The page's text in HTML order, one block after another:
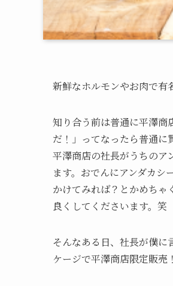
新鮮なホルモンやお肉で有
知り合う前は普通に平澤商
だ！」ってなったら普通に
平澤商店の社長がうちのア
ます。おでんにアンダカシ
かけてみれば？とかめちゃ
良くしてくださいます。笑
そんなある日、社長が僕に
ケージで平澤商店限定販売！